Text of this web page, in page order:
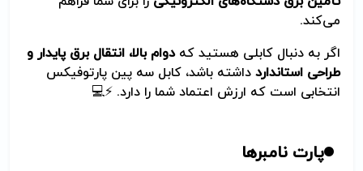
می‌کند.
اگر به دنبال کابلی هستید کهدوام بالا، انتقال برق پایدار و
طراحی استاندارد داشته باشد، کابل سه پین پارتوفیکس
انتخابی است که ارزش اعتماد شما را دارد. ⚡💻
پارت نامبرها